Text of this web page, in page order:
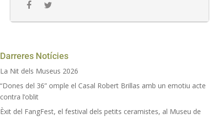
Programació subjecte a possibles modificacions a causa de la
Darreres Notícies
La Nit dels Museus 2026
“Dones del 36” omple el Casal Robert Brillas amb un emotiu acte
contra l’oblit
Èxit del FangFest, el festival dels petits ceramistes, al Museu de